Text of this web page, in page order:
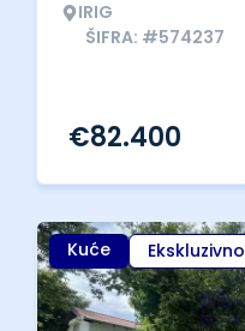
IRIG
ŠIFRA: #574237
€82.400
Kuće Ekskluzivno